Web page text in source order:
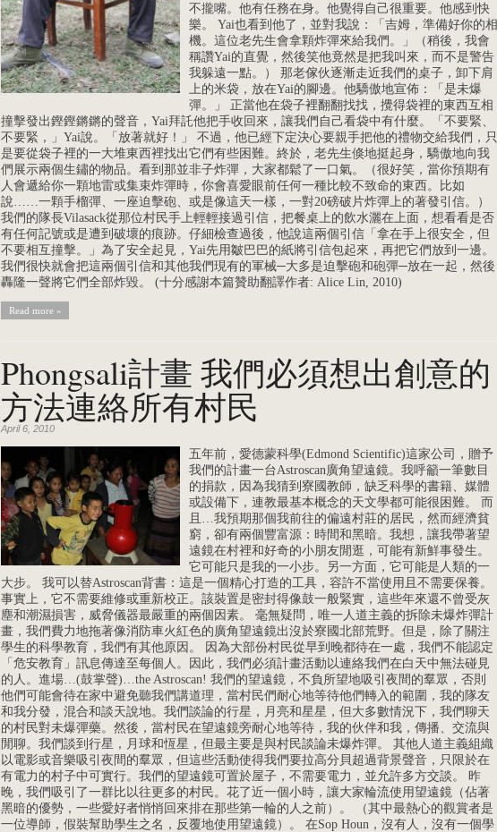
不攏嘴。他有任務在身。他覺得自己很重要。他感到快
樂。 Yai也看到他了，並對我說：「吉姆，準備好你的相
機。這位老先生會拿顆炸彈來給我們。」（稍後，我會
稱讚Yai的直覺，然後笑他竟然是把我叫來，而不是警告
我躲遠一點。） 那老傢伙逐漸走近我們的桌子，卸下肩
上的米袋，放在Yai的腳邊。他驕傲地宣佈：「是未爆
彈。」 正當他在袋子裡翻翻找找，攪得袋裡的東西互相
撞擊發出鏗鏗鏘鏘的聲音，Yai拜託他把手收回來，讓我們自己看袋中有什麼。「不要緊、
不要緊，」Yai說。「放著就好！」 不過，他已經下定決心要親手把他的禮物交給我們，只
是要從袋子裡的一大堆東西裡找出它們有些困難。終於，老先生倏地挺起身，驕傲地向我
們展示兩個生鏽的物品。看到那並非子炸彈，大家都鬆了一口氣。（很好笑，當你預期有
人會遞給你一顆地雷或集束炸彈時，你會喜愛眼前任何一種比較不致命的東西。比如
說……一顆手榴彈、一座迫擊砲、或是像這天一樣，一對20磅破片炸彈上的著發引信。）
我們的隊長Vilasack從那位村民手上輕輕接過引信，把餐桌上的飲水灑在上面，想看看是否
有任何記號或是遭到破壞的痕跡。仔細檢查過後，他說這兩個引信「拿在手上很安全，但
不要相互撞擊。」為了安全起見，Yai先用皺巴巴的紙將引信包起來，再把它們放到一邊。
我們很快就會把這兩個引信和其他我們現有的軍械─大多是迫擊砲和砲彈─放在一起，然後
轟隆一聲將它們全部炸毀。 (十分感謝本篇贊助翻譯作者: Alice Lin, 2010)
Read more »
Phongsali計畫 我們必須想出創意的
方法連絡所有村民
April 6, 2010
五年前，愛德蒙科學(Edmond Scientific)這家公司，贈予
我們的計畫一台Astroscan廣角望遠鏡。我呼籲一筆數目
的捐款，因為我猜到寮國教師，缺乏科學的書籍、媒體
或設備下，連教最基本概念的天文學都可能很困難。 而
且…我預期那個我前往的偏遠村莊的居民，然而經濟貧
窮，卻有兩個豐富源：時間和黑暗。我想，讓我帶著望
遠鏡在村裡和好奇的小朋友閒逛，可能有新鮮事發生。
它可能只是我的一小步。另一方面，它可能是人類的一
大步。 我可以替Astroscan背書：這是一個精心打造的工具，容許不當使用且不需要保養。
事實上，它不需要維修或重新校正。該裝置是密封得像鼓一般緊實，這些年來還不曾受灰
塵和潮濕損害，威脅儀器最嚴重的兩個因素。 毫無疑問，唯一人道主義的拆除未爆炸彈計
畫，我們費力地拖著像消防車火紅色的廣角望遠鏡出沒於寮國北部荒野。但是，除了關注
學生的科學教育，我們有其他原因。 因為大部份村民從早到晚都待在一處，我們不能認定
「危安教育」訊息傳達至每個人。因此，我們必須計畫活動以連絡我們在白天中無法碰見
的人。進場…(鼓掌聲)…the Astroscan! 我們的望遠鏡，不負所望地吸引夜間的羣眾，否則
他們可能會待在家中避免聽我們講道理，當村民們耐心地等待他們轉入的範圍，我的隊友
和我分發，混合和談天說地。我們談論的行星，月亮和星星，但大多數情況下，我們聊天
的村民對未爆彈藥。然後，當村民在望遠鏡旁耐心地等待，我的伙伴和我，傳播、交流與
閒聊。我們談到行星，月球和恆星，但最主要是與村民談論未爆炸彈。 其他人道主義組織
以電影或音樂吸引夜間的羣眾，但這些活動使得我們要拉高分貝超過背景聲音，只限於在
有電力的村子中可實行。我們的望遠鏡可置於屋子，不需要電力，並允許多方交談。 昨
晚，我們吸引了一群比以往更多的村民。花了近一個小時，讓大家輪流使用望遠鏡（佔著
黑暗的優勢，一些愛好者悄悄回來排在那些第一輪的人之前）。 （其中最熱心的觀賞者是
一位導師，假裝幫助學生之名，反覆地使用望遠鏡）。 在Sop Houn，沒有人，沒有一個學